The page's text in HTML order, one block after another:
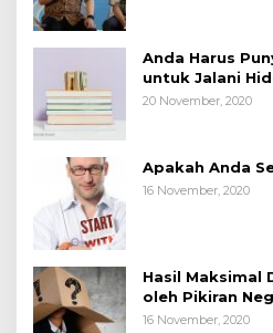
Anda Harus
untuk Jalani
20 November, 2020
Apakah Anda
16 November, 2020
Hasil Maksimal
oleh Pikiran
16 November, 2020